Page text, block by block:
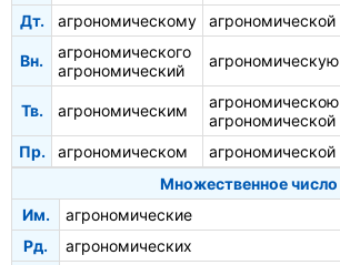
Дт.
агрономическому агрономической
Вн.
агрономического
агрономический
агрономическую
Тв. агрономическим
агрономическою
агрономической
Пр. агрономическом агрономической
Множественное число
Им.
агрономические
Рд.
агрономических